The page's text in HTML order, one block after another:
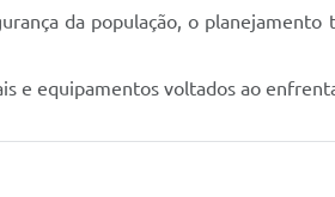
da população, o
e equipamentos voltados ao